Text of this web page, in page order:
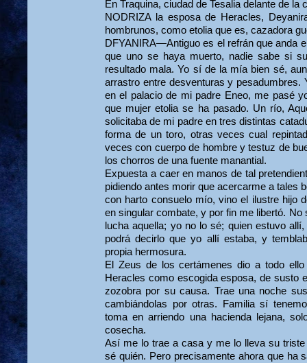
En Traquina, ciudad de Tesalia delante de
NODRIZA la esposa de Heracles,
hombrunos, como etolia que es, cazadora
DFYANIRA—Antiguo es el refrán que anda
que uno se haya muerto, nadie sabe si
resultado mala. Yo sí de la mía bien sé,
arrastro entre desventuras y pesadumbres.
en el palacio de mi padre Eneo, me pasé
que mujer etolia se ha pasado. Un río,
solicitaba de mi padre en tres distintas
forma de un toro, otras veces cual
veces con cuerpo de hombre y testuz de
los chorros de una fuente manantial.
Expuesta a caer en manos de tal
pidiendo antes morir que acer­carme a tales
con harto consuelo mío, vino el ilustre hijo
en singular combate, y por fin me libertó.
lucha aquella; yo no lo sé; quien estuvo
podrá decirlo que yo allí estaba, y
propia hermosura.
El Zeus de los certámenes dio a todo
Heracles como escogida esposa, de susto
zozobra por su causa. Trae una noche
cambiándolas por otras. Familia sí
toma en arriendo una hacienda lejana,
cosecha.
Así me lo trae a casa y me lo lleva su
sé quién. Pero precisamente ahora que ha